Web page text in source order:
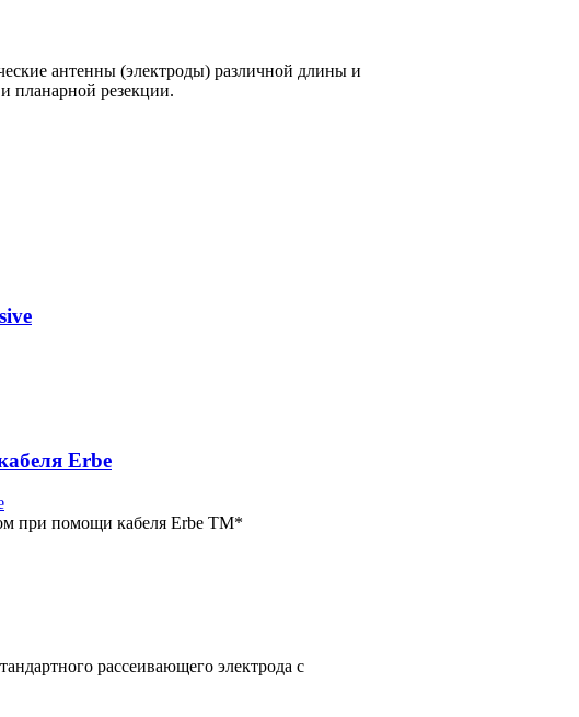
антенны (электроды) различной длины и
планарной резекции.
Erbe
при помощи кабеля Erbe TM*
рассеивающего электрода с